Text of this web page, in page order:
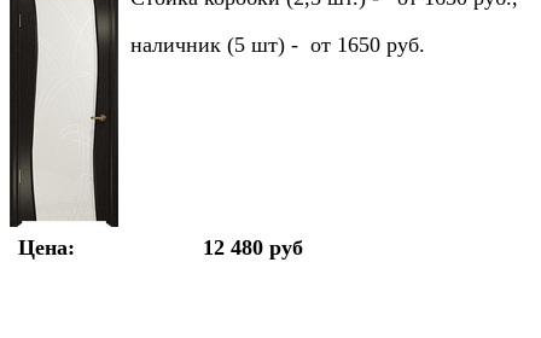
наличник (5 шт) - от 1650 руб.
Цена: 12 480 руб